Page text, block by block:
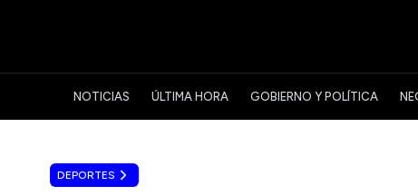
NOTICIAS ÚLTIMA HORA GOBIERNO Y POLÍTICA
DEPORTES